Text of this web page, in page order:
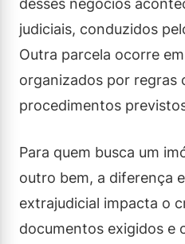
desses negócios
judiciais, conduzidos
Outra parcela ocorre
organizados por regras
procedimentos
Para quem busca um
outro bem, a diferença
extrajudicial impacta o
documentos exigidos e